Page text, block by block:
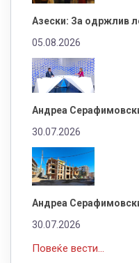
Азески: За одржлив
05.08.2026
Андреа
30.07.2026
Андреа
30.07.2026
Повеќе вести...